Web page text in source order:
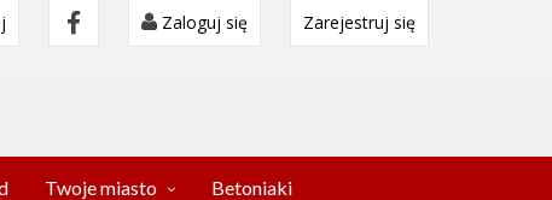
Zaloguj się Zarejestruj się
Twoje miasto Betoniaki